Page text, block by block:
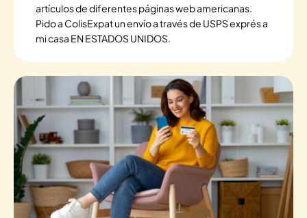
artículos de diferentes páginas web americanas.
Pido a ColisExpat un envío a través de USPS exprés a
mi casa EN ESTADOS UNIDOS.